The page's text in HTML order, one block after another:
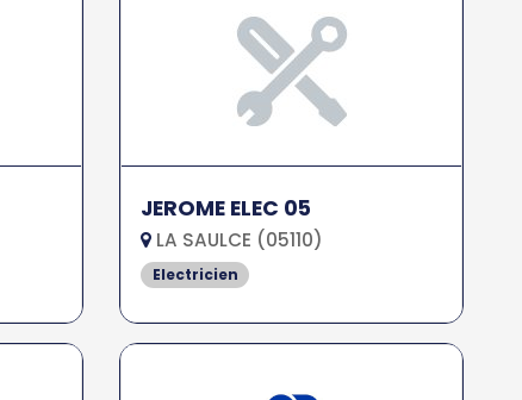
JEROME ELEC 05
LA SAULCE (05110)
Electricien